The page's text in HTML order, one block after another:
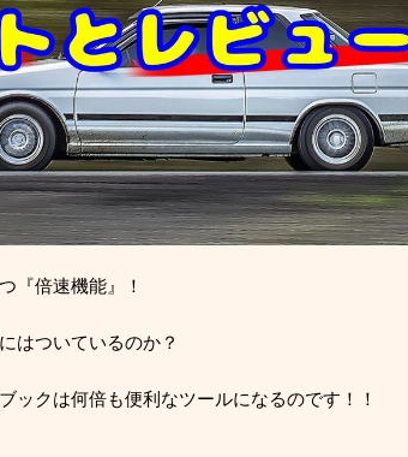
『倍速機能』！
はついているのか？
ックは何倍も便利なツールになるのです！！